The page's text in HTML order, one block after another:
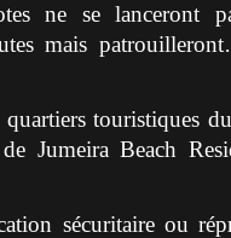
ne se lanceront
mais
quartiers touristiques
Jumeira Beach
sécuritaire ou